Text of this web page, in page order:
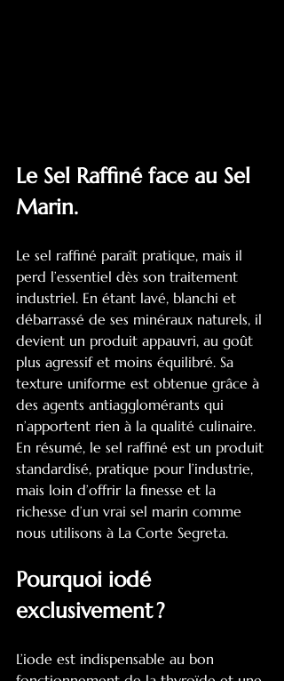
Le Sel Raffiné face au Sel
Marin.
Le sel raffiné paraît pratique, mais il
perd l’essentiel dès son traitement
industriel. En étant lavé, blanchi et
débarrassé de ses minéraux naturels, il
devient un produit appauvri, au goût
plus agressif et moins équilibré. Sa
texture uniforme est obtenue grâce à
des agents antiagglomérants qui
n’apportent rien à la qualité culinaire.
En résumé, le sel raffiné est un produit
standardisé, pratique pour l’industrie,
mais loin d’offrir la finesse et la
richesse d’un vrai sel marin comme
nous utilisons à La Corte Segreta.
Pourquoi iodé
exclusivement ?
L’iode est indispensable au bon